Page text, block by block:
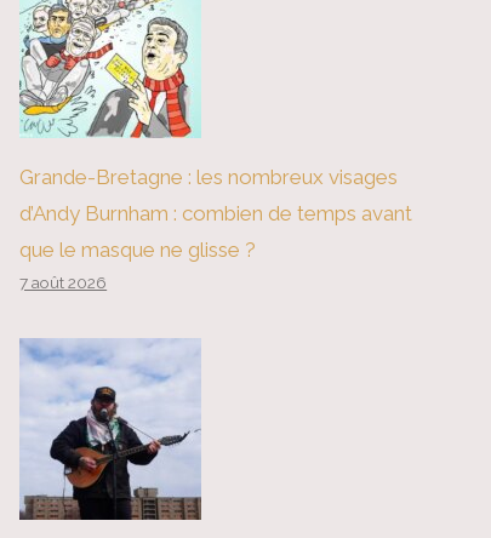
Grande-Bretagne : les nombreux visages
d’Andy Burnham : combien de temps avant
que le masque ne glisse ?
7 août 2026